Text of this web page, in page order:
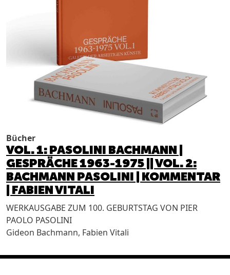
Bücher
VOL. 1: PASOLINI BACHMANN |
GESPRÄCHE 1963-1975 || VOL. 2:
BACHMANN PASOLINI | KOMMENTAR
| FABIEN VITALI
WERKAUSGABE ZUM 100. GEBURTSTAG VON PIER
PAOLO PASOLINI
Gideon Bachmann, Fabien Vitali